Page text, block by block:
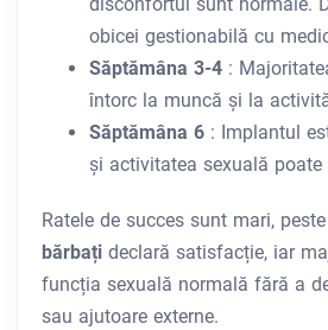
disconfortul sunt normale.
obicei gestionabilă cu
Săptămâna 3-4 :
întorc la muncă și la
Săptămâna 6 : Implantul
și activitatea sexuală poate
Ratele de succes sunt mari, peste
bărbați declară satisfacție, iar
funcția sexuală normală fără a
sau ajutoare externe.